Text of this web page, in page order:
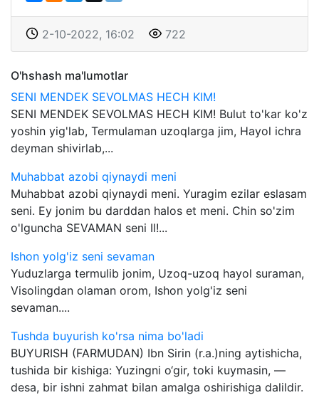
2-10-2022, 16:02 722
O'hshash ma'lumotlar
SENI MENDEK SEVOLMAS HECH KIM!
SENI MENDEK SEVOLMAS HECH KIM! Bulut to'kar ko'z
yoshin yig'lab, Termulaman uzoqlarga jim, Hayol ichra
deyman shivirlab,...
Muhabbat azobi qiynaydi meni
Muhabbat azobi qiynaydi meni. Yuragim ezilar eslasam
seni. Ey jonim bu darddan halos et meni. Chin so'zim
o'lguncha SEVAMAN seni Il!...
Ishon yolg'iz seni sevaman
Yuduzlarga termulib jonim, Uzoq-uzoq hayol suraman,
Visolingdan olaman orom, Ishon yolg'iz seni
sevaman....
Tushda buyurish ko'rsa nima bo'ladi
BUYURISH (FARMUDAN) Ibn Sirin (r.a.)ning aytishicha,
tushida bir kishiga: Yuzingni o‘gir, toki kuymasin, —
desa, bir ishni zahmat bilan amalga oshirishiga dalildir.